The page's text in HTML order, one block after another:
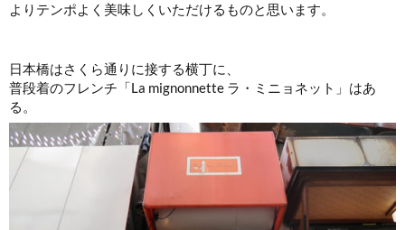
よりテンポよく美味しくいただけるものと思います。
日本橋はさくら通りに接する横丁に、
普段着のフレンチ「La mignonnette ラ・ミニョネット」はあ
る。